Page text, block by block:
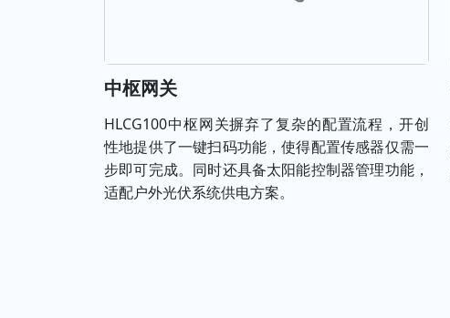
中枢网关
HLCG100中枢网关摒弃了复杂的配置流程，开创
性地提供了一键扫码功能，使得配置传感器仅需一
步即可完成。同时还具备太阳能控制器管理功能，
适配户外光伏系统供电方案。